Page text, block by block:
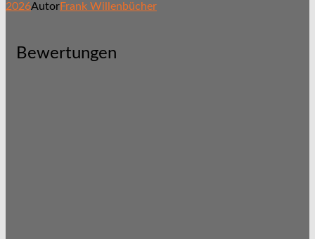
2026AutorFrank Willenbücher
Bewertungen